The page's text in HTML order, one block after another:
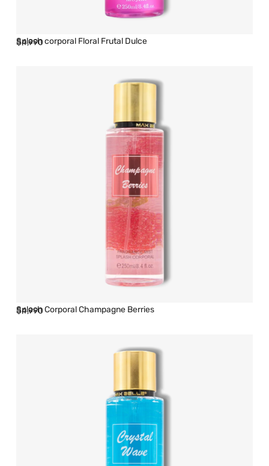
Splash corporal Floral Frutal Dulce
$4,990
Splash Corporal Champagne Berries
$4,990